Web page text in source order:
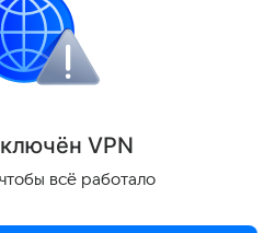
записывать в
Поделиться
ён VPN
всё работало